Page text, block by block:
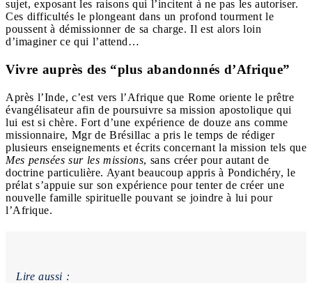
sujet, exposant les raisons qui l’incitent à ne pas les autoriser.
Ces difficultés le plongeant dans un profond tourment le
poussent à démissionner de sa charge. Il est alors loin
d’imaginer ce qui l’attend…
Vivre auprès des “plus abandonnés d’Afrique”
Après l’Inde, c’est vers l’Afrique que Rome oriente le prêtre
évangélisateur afin de poursuivre sa mission apostolique qui
lui est si chère. Fort d’une expérience de douze ans comme
missionnaire, Mgr de Brésillac a pris le temps de rédiger
plusieurs enseignements et écrits concernant la mission tels que
Mes pensées sur les missions, sans créer pour autant de
doctrine particulière. Ayant beaucoup appris à Pondichéry, le
prélat s’appuie sur son expérience pour tenter de créer une
nouvelle famille spirituelle pouvant se joindre à lui pour
l’Afrique.
Lire aussi :